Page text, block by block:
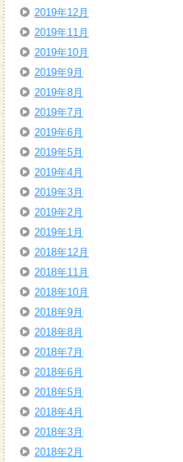
2019年12月
2019年11月
2019年10月
2019年9月
2019年8月
2019年7月
2019年6月
2019年5月
2019年4月
2019年3月
2019年2月
2019年1月
2018年12月
2018年11月
2018年10月
2018年9月
2018年8月
2018年7月
2018年6月
2018年5月
2018年4月
2018年3月
2018年2月